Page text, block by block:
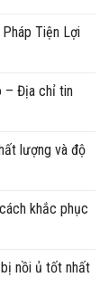
Tiện Lợi
– Địa chỉ tin
lượng và độ
khắc phục
nồi ủ tốt nhất